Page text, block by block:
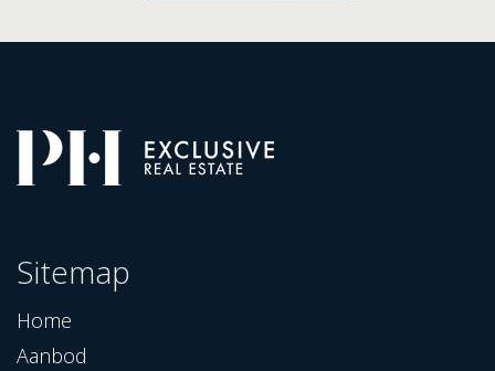
Sitemap
Home
Aanbod